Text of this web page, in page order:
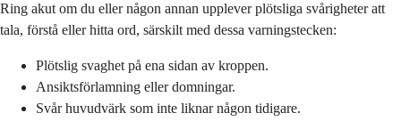
Ring akut om du eller någon annan upplever plötsliga svårigheter att
tala, förstå eller hitta ord, särskilt med dessa varningstecken:
Plötslig svaghet på ena sidan av kroppen.
Ansiktsförlamning eller domningar.
Svår huvudvärk som inte liknar någon tidigare.